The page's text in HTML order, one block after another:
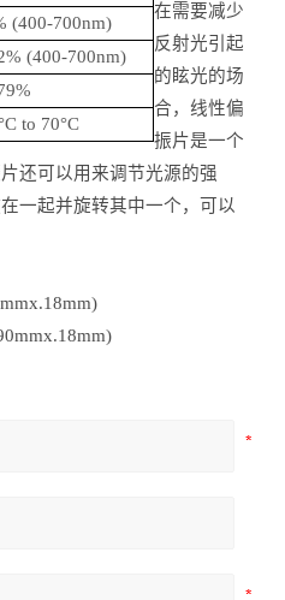
(400-700nm)
(400-700nm)
to 70°C
在需要减少
反射光引起
的眩光的场
合，线性偏
振片是一个
还可以用来调节光源的强
一起并旋转其中一个，可以